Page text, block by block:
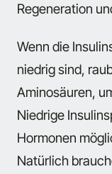
Regeneration
Wenn die
niedrig sind,
Aminosäuren,
Niedrige
Hormonen
Natürlich